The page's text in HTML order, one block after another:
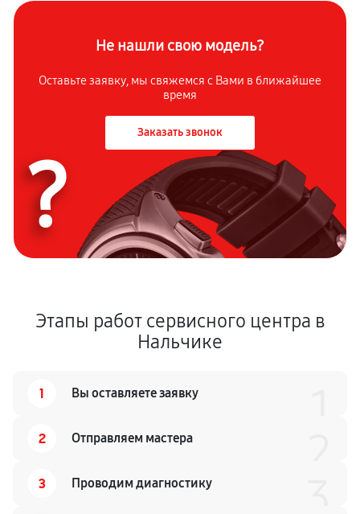
Не нашли свою модель?
Оставьте заявку, мы свяжемся с Вами в ближайшее
время
Заказать звонок
?
Этапы работ сервисного центра в
Нальчике
1 Вы оставляете заявку
2 Отправляем мастера
3 Проводим диагностику